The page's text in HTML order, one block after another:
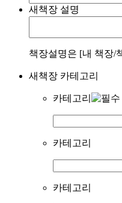
새책장 설명
책장설명은 [내 책장/
새책장 카테고리
카테고리
카테고리
카테고리